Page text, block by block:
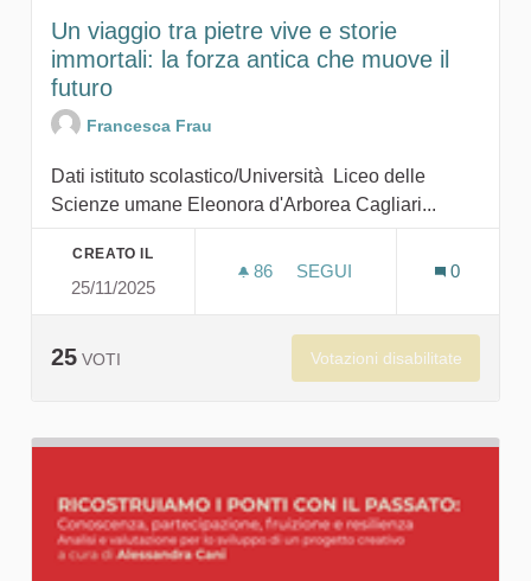
Un viaggio tra pietre vive e storie
immortali: la forza antica che muove il
futuro
Francesca Frau
Dati istituto scolastico/Università Liceo delle
Scienze umane Eleonora d'Arborea Cagliari...
CREATO IL
25/11/2025
86 86 SOSTENITORI
SEGUI
0
25 VOTI Votazioni disabilitate